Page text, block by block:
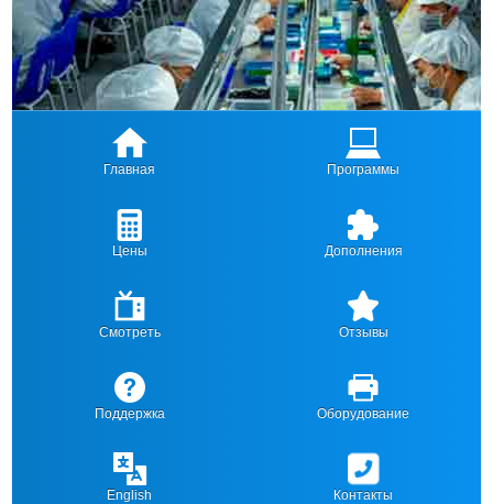
Главная Программы
Цены Дополнения
Смотреть Отзывы
Поддержка Оборудование
English Контакты